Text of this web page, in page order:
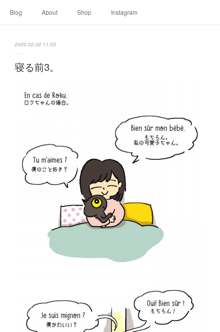
Blog About Shop Instagram
2020.02.02 11:03
寝る前3。